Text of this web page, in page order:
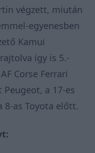
végzett, miután
egyenesben
Kamui
így is 5.-
Corse Ferrari
a 17-es
8-as Toyota előtt.